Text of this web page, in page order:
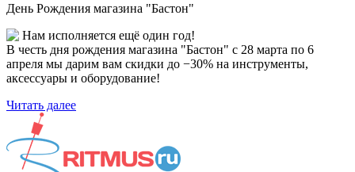
День Рождения магазина "Бастон"
Нам исполняется ещё один год!
В честь дня рождения магазина "Бастон" с 28 марта по 6
апреля мы дарим вам скидки до −30% на инструменты,
аксессуары и оборудование!
Читать далее